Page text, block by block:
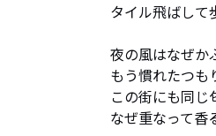
タイル飛ばして
夜の風はなぜか
もう慣れたつも
この街にも同じ
なぜ重なって香